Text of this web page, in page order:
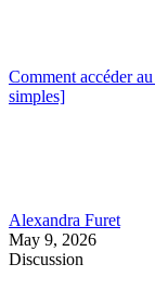
Comment accéder
simples]
Alexandra Furet
May 9, 2026
Discussion